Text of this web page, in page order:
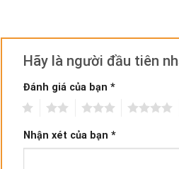
Hãy là người đầu tiên
Đánh giá của bạn *
Nhận xét của bạn *